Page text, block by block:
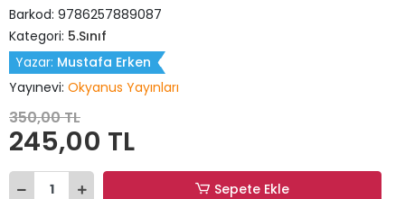
Barkod: 9786257889087
Kategori: 5.Sınıf
Yazar: Mustafa Erken
Yayınevi: Okyanus Yayınları
350,00 TL
245,00 TL
Sepete Ekle